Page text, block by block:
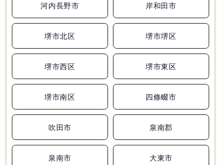
河内長野市 岸和田市
堺市北区 堺市堺区
堺市西区 堺市東区
堺市南区 四條畷市
吹田市 泉南郡
泉南市 大東市